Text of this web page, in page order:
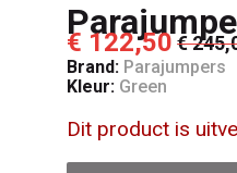
€ 122,50€
Brand: Parajumpers
Kleur: Green
Dit product is